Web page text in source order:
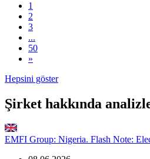
1
2
3
...
50
»
Hepsini göster
Şirket hakkında
EMFI Group: Nigeria. Flash Note: